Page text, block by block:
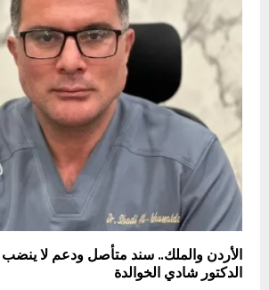
الأردن والملك.. سند متأصل ودعم لا ينضب
الدكتور شادي الخوالدة